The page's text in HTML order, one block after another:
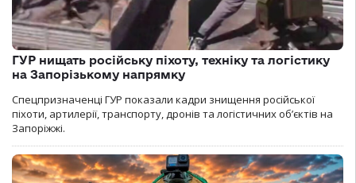
ГУР нищать російську піхоту, техніку та логістику
на Запорізькому напрямку
Спецпризначенці ГУР показали кадри знищення російської
піхоти, артилерії, транспорту, дронів та логістичних об’єктів на
Запоріжжі.